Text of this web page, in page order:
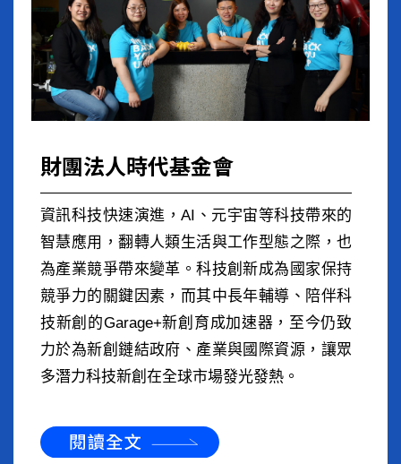
財團法人時代基金會
資訊科技快速演進，AI、元宇宙等科技帶來的
智慧應用，翻轉人類生活與工作型態之際，也
為產業競爭帶來變革。科技創新成為國家保持
競爭力的關鍵因素，而其中長年輔導、陪伴科
技新創的Garage+新創育成加速器，至今仍致
力於為新創鏈結政府、產業與國際資源，讓眾
多潛力科技新創在全球市場發光發熱。